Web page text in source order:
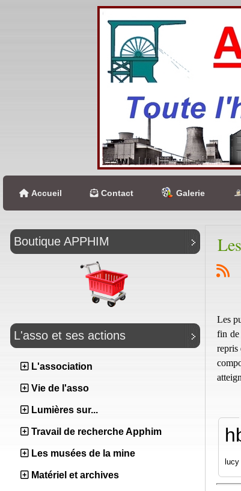
Accueil Contact Galerie
Boutique APPHIM
L'asso et ses actions
L'association
Vie de l'asso
Lumières sur...
Travail de recherche Apphim
Les musées de la mine
Matériel et archives
Les
fin de
repris
lucy